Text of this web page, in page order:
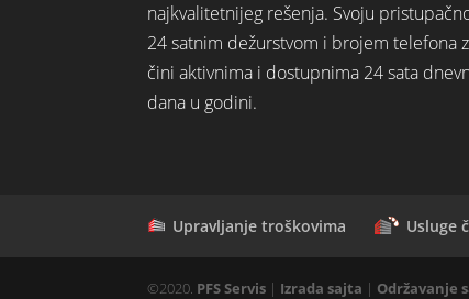
najkvalitetnijeg rešenja. Svoju
24 satnim dežurstvom i brojem telefona
čini aktivnima i dostupnima 24 sata
dana u godini.
Upravljanje troškovima Usluge
©️2020. PFS Servis | Izrada sajta | Održavanje